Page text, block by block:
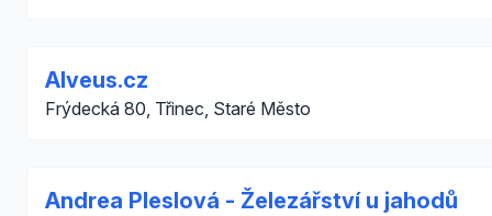
Alveus.cz
Frýdecká 80, Třinec, Staré Město
Andrea Pleslová - Železářství u jahodů